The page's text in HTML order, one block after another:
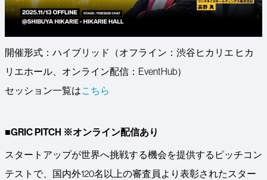
開催形式：ハイブリッド（オフライン：渋谷ヒカリエ ヒカ
リエホール、オンライン配信：EventHub）
セッション一覧はこちら
■GRIC PITCH ※オンライン配信あり
スタートアップが世界へ挑戦する機会を提供するピッチコン
テストで、国内外120名以上の審査員より表彰されたスター